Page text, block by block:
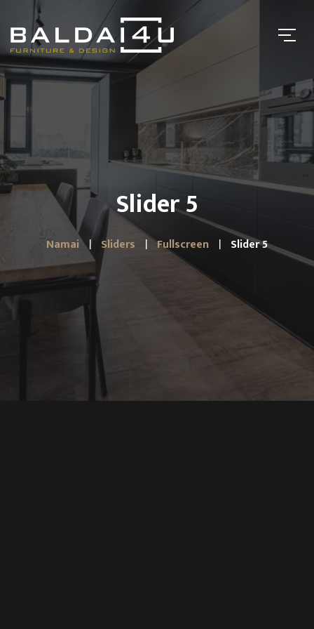
Slider 5
Namai Sliders Fullscreen Slider 5